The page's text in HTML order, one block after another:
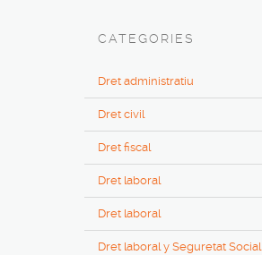
CATEGORIES
Dret administratiu
Dret civil
Dret fiscal
Dret laboral
Dret laboral
Dret laboral y Seguretat Social